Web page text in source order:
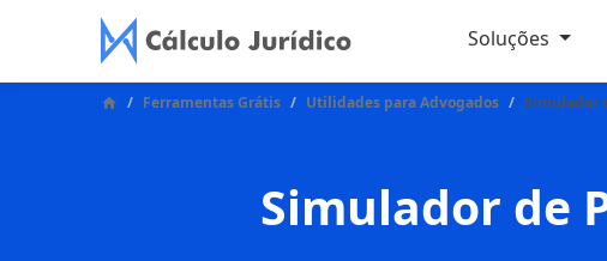
Soluções
Ferramentas Grátis Utilidades para Advogados Simulador
Simulador de